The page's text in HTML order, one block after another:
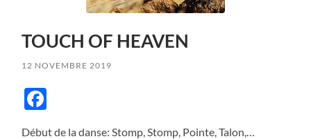
TOUCH OF HEAVEN
12 NOVEMBRE 2019
Début de la danse: Stomp, Stomp, Pointe, Talon,…